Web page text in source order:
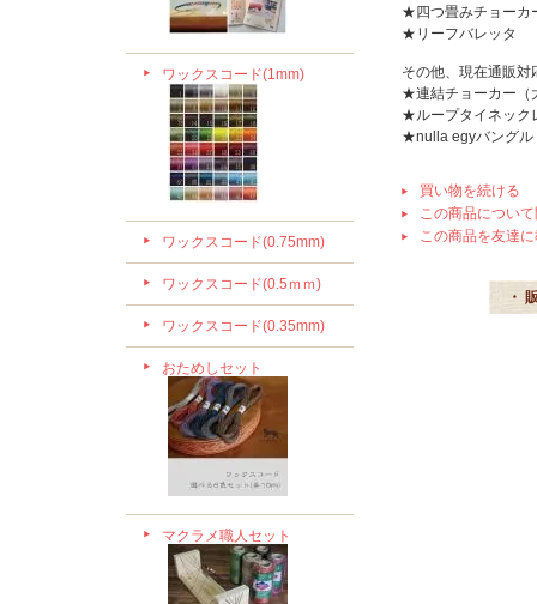
ワックスコード(1mm)
ワックスコード(0.75mm)
ワックスコード(0.5ｍｍ)
ワックスコード(0.35mm)
おためしセット
マクラメ職人セット
★四つ畳みチョーカ
★リーフバレッタ
その他、現在通販
★連結チョーカー（
★ループタイネック
★nulla egyバングル
買い物を続ける
この商品につい
この商品を友達
・